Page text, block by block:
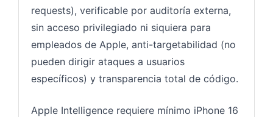
requests), verificable por auditoría externa,
sin acceso privilegiado ni siquiera para
empleados de Apple, anti-targetabilidad (no
pueden dirigir ataques a usuarios
específicos) y transparencia total de código.
Apple Intelligence requiere mínimo iPhone 16